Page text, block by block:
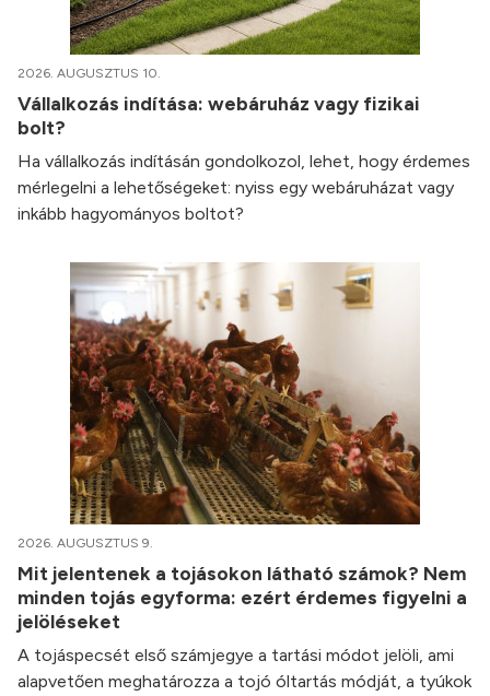
2026. AUGUSZTUS 10.
Vállalkozás indítása: webáruház vagy fizikai
bolt?
Ha vállalkozás indításán gondolkozol, lehet, hogy érdemes
mérlegelni a lehetőségeket: nyiss egy webáruházat vagy
inkább hagyományos boltot?
2026. AUGUSZTUS 9.
Mit jelentenek a tojásokon látható számok? Nem
minden tojás egyforma: ezért érdemes figyelni a
jelöléseket
A tojáspecsét első számjegye a tartási módot jelöli, ami
alapvetően meghatározza a tojó óltartás módját, a tyúkok